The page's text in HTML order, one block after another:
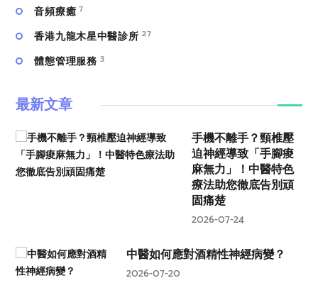
⾳頻療癒 7
香港九龍木星中醫診所 27
體態管理服務 3
最新文章
手機不離手？頸椎壓
迫神經導致「手腳痠
麻無力」！中醫特色
療法助您徹底告別頑
固痛楚
2026-07-24
中醫如何應對酒精性神經病變？
2026-07-20